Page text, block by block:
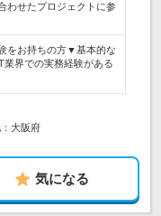
わせたプロジェクトに参
をお持ちの方▼基本的な
界での実務経験がある
大阪府
気になる